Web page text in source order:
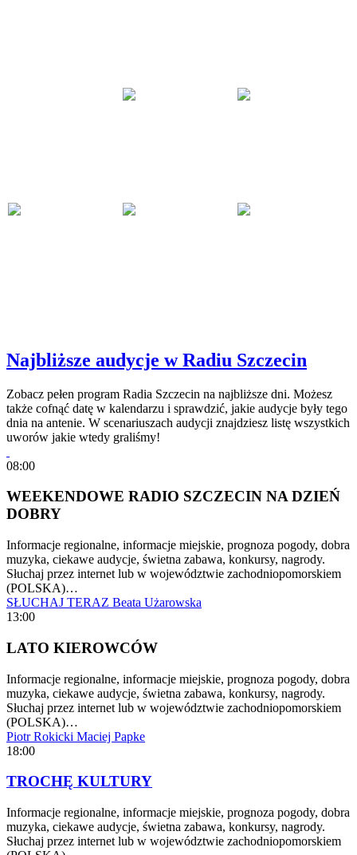
Najbliższe audycje w Radiu Szczecin
Zobacz pełen program Radia Szczecin na najbliższe dni. Możesz
także cofnąć datę w kalendarzu i sprawdzić, jakie audycje były tego
dnia na antenie. W scenariuszach audycji znajdziesz listę wszystkich
uworów jakie wtedy graliśmy!
08:00
WEEKENDOWE RADIO SZCZECIN NA DZIEŃ
DOBRY
Informacje regionalne, informacje miejskie, prognoza pogody, dobra
muzyka, ciekawe audycje, świetna zabawa, konkursy, nagrody.
Słuchaj przez internet lub w województwie zachodniopomorskiem
(POLSKA)…
SŁUCHAJ TERAZ Beata Użarowska
13:00
LATO KIEROWCÓW
Informacje regionalne, informacje miejskie, prognoza pogody, dobra
muzyka, ciekawe audycje, świetna zabawa, konkursy, nagrody.
Słuchaj przez internet lub w województwie zachodniopomorskiem
(POLSKA)…
Piotr Rokicki Maciej Papke
18:00
TROCHĘ KULTURY
Informacje regionalne, informacje miejskie, prognoza pogody, dobra
muzyka, ciekawe audycje, świetna zabawa, konkursy, nagrody.
Słuchaj przez internet lub w województwie zachodniopomorskiem